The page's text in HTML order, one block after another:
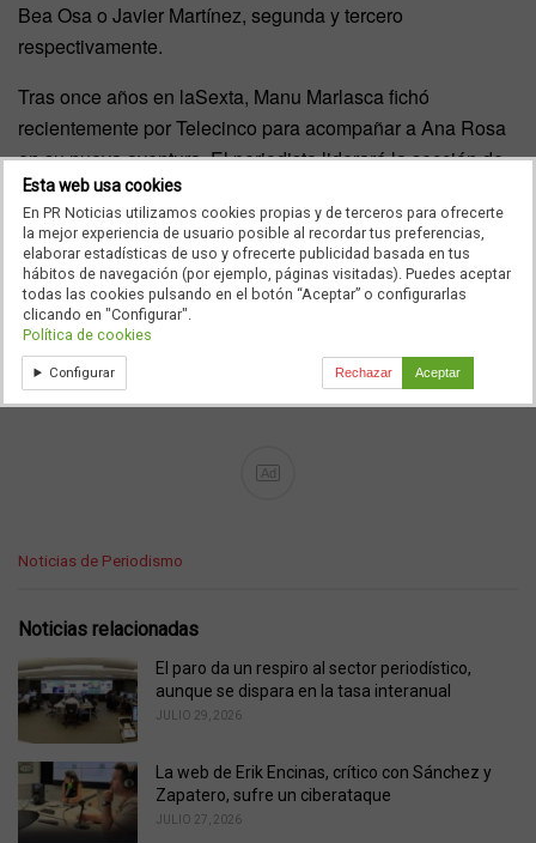
Bea Osa o Javier Martínez, segunda y tercero
respectivamente.
Tras once años en laSexta, Manu Marlasca fichó
recientemente por Telecinco para acompañar a Ana Rosa
en su nueva aventura. El periodista liderará la sección de
sucesos deTardeAR
comunicadora.
En nuestro Ranking, Manu Marlasca también supera a
Luis Rendueles, Cruz Morcillo o Francisco Pérez
Caballero, entre otros. Puedes votar por tus favoritos
Seguiremos Informando…
Ad
C
e
o
r
:
Noticias de Periodismo
Noticias relacionadas
El paro da un respiro al sector periodístico,
aunque se dispara en la tasa interanual
JULIO 29, 2026
La web de Erik Encinas, crítico con Sánchez y
Zapatero, sufre un ciberataque
JULIO 27, 2026
Esta web usa cookies
En PR Noticias utilizamos cookies propias y de terceros para ofrecerte
la mejor experiencia de usuario posible al recordar tus preferencias,
elaborar estadísticas de uso y ofrecerte publicidad basada en tus
hábitos de navegación (por ejemplo, páginas visitadas). Puedes aceptar
todas las cookies pulsando en el botón “Aceptar” o configurarlas
clicando en "Configurar".
Política de cookies
Configurar Rechazar Aceptar